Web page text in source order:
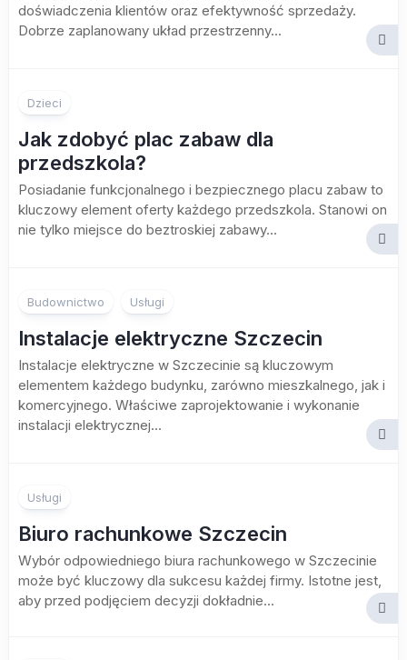
doświadczenia klientów oraz efektywność sprzedaży.
Dobrze zaplanowany układ przestrzenny...
Dzieci
Jak zdobyć plac zabaw dla
przedszkola?
Posiadanie funkcjonalnego i bezpiecznego placu zabaw to
kluczowy element oferty każdego przedszkola. Stanowi on
nie tylko miejsce do beztroskiej zabawy...
Budownictwo Usługi
Instalacje elektryczne Szczecin
Instalacje elektryczne w Szczecinie są kluczowym
elementem każdego budynku, zarówno mieszkalnego, jak i
komercyjnego. Właściwe zaprojektowanie i wykonanie
instalacji elektrycznej...
Usługi
Biuro rachunkowe Szczecin
Wybór odpowiedniego biura rachunkowego w Szczecinie
może być kluczowy dla sukcesu każdej firmy. Istotne jest,
aby przed podjęciem decyzji dokładnie...